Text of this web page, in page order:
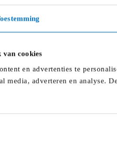
van cookies
en advertenties te
media, adverteren en analyse.